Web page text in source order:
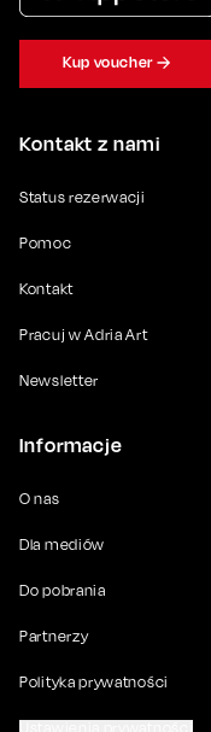
Kontakt z nami
Status rezerwacji
Pomoc
Kontakt
Pracuj w Adria Art
Newsletter
Informacje
O nas
Dla mediów
Do pobrania
Partnerzy
Polityka prywatności
Kup voucher